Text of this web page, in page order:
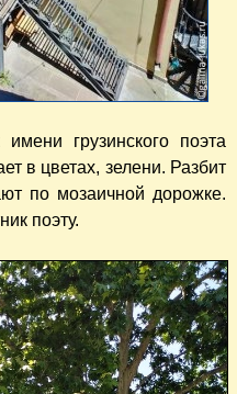
грузинского поэта
в цветах, зелени. Разбит
по мозаичной дорожке.
поэту.